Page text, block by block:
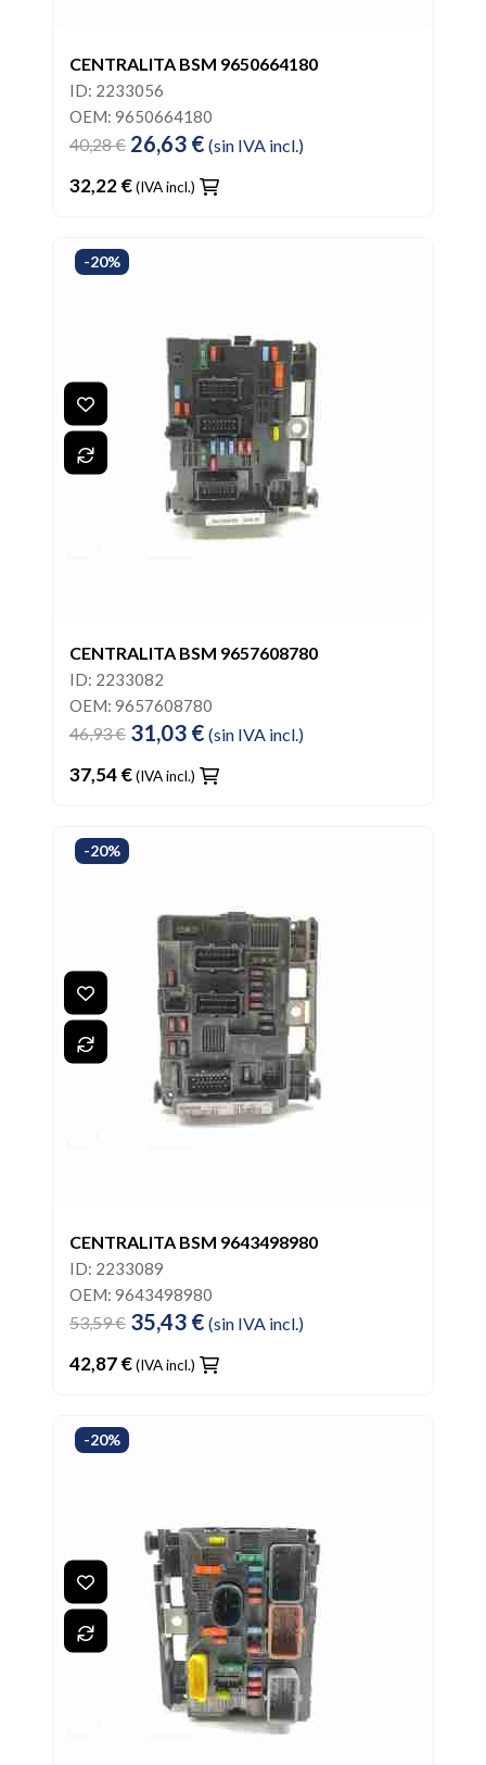
CENTRALITA BSM 9650664180
ID: 2233056
OEM: 9650664180
40,28 € 26,63 € (sin IVA incl.)
32,22 €(IVA incl.)
-20%
CENTRALITA BSM 9657608780
ID: 2233082
OEM: 9657608780
46,93 € 31,03 € (sin IVA incl.)
37,54 €(IVA incl.)
-20%
CENTRALITA BSM 9643498980
ID: 2233089
OEM: 9643498980
53,59 € 35,43 € (sin IVA incl.)
42,87 €(IVA incl.)
-20%